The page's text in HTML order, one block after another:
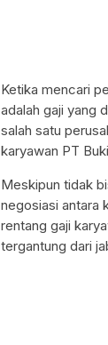
Ketika mencari
adalah gaji yang
salah satu
karyawan PT
Meskipun tidak
negosiasi antara
rentang gaji
tergantung dari